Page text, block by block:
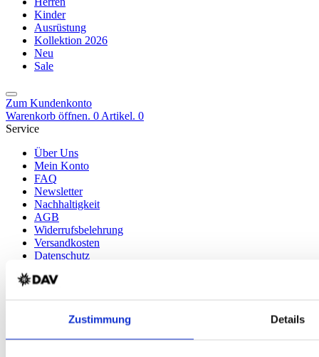
Zustimmung Details
Kinder
Ausrüstung
Kollektion 2026
Neu
Sale
Zum Kundenkonto
Warenkorb öffnen. 0 Artikel. 0
Service
Über Uns
Mein Konto
FAQ
Newsletter
Nachhaltigkeit
AGB
Widerrufsbelehrung
Versandkosten
Datenschutz
Erklärung zur Barrierefreiheit
Karten & Bücher